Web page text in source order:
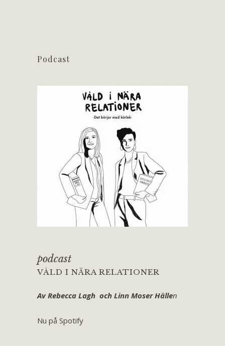
Podcast
podcast
VÅLD I NÄRA RELATIONER
Av Rebecca Lagh och Linn Moser Hällen
Nu på Spotify